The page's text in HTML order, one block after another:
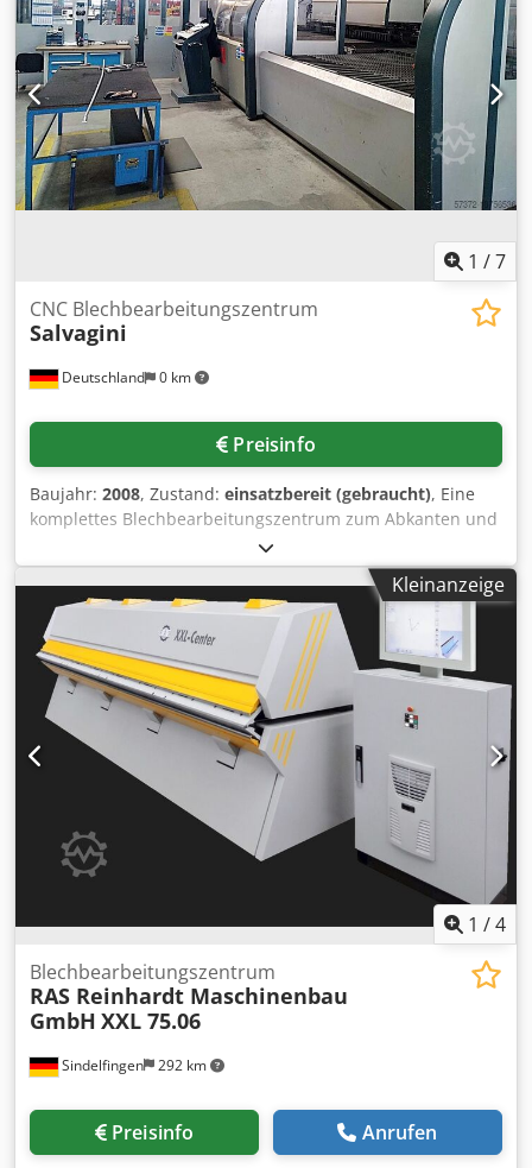
1 /7
Deutschland 0 km
CNC Blechbearbeitungszentrum
Salvagini
Preisinfo
Baujahr: 2008, Zustand: einsatzbereit (gebraucht), Eine
komplettes Blechbearbeitungszentrum zum Abkanten und
Schneiden inklusive Automatisierung steht zur Verfügung.
Dokumentation vorhanden. Eine Besichtigung vor Ort ist
möglich. Crsdpfjv Rp S Eox Aprof
Kleinanzeige
1 /4
Sindelfingen 292 km
Blechbearbeitungszentrum
RAS Reinhardt Maschinenbau
GmbH XXL 75.06
Preisinfo Anrufen